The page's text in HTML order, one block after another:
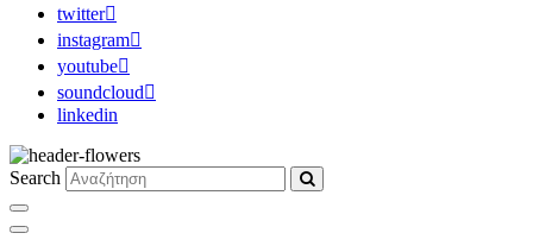
twitter
instagram
youtube
soundcloud
linkedin
Search